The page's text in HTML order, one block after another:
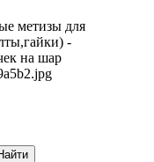
метизы для
-
на шар